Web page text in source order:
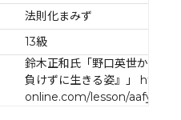
法則化まみず
13級
鈴木正和氏「野口英世から学
負けずに生きる姿』」
online.com/lesson/